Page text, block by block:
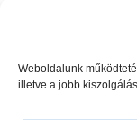
Weboldalunk
illetve a jobb
A
kellően
és a sötétítő